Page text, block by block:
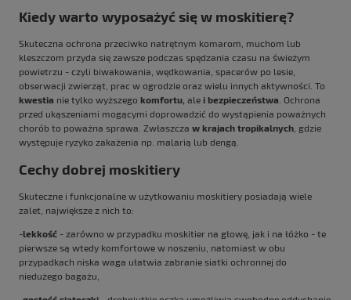
Kiedy warto wyposażyć się w moskitierę?
Skuteczna ochrona przeciwko natrętnym komarom, muchom lub
kleszczom przyda się zawsze podczas spędzania czasu na świeżym
powietrzu - czyli biwakowania, wędkowania, spacerów po lesie,
obserwacji zwierząt, prac w ogrodzie oraz wielu innych aktywności. To
kwestia nie tylko wyższego komfortu, ale i bezpieczeństwa . Ochrona
przed ukąszeniami mogącymi doprowadzić do wystąpienia poważnych
chorób to poważna sprawa. Zwłaszcza w krajach tropikalnych , gdzie
występuje ryzyko zakażenia np. malarią lub dengą.
Cechy dobrej moskitiery
Skuteczne i funkcjonalne w użytkowaniu moskitiery posiadają wiele
zalet, największe z nich to:
-lekkość - zarówno w przypadku moskitier na głowę, jak i na łóżko - te
pierwsze są wtedy komfortowe w noszeniu, natomiast w obu
przypadkach niska waga ułatwia zabranie siatki ochronnej do
niedużego bagażu,